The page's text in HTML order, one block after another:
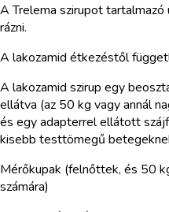
A Trelema szirupot
rázni.
A lakozamid étkezéstől
A lakozamid szirup egy
ellátva (az 50 kg vagy annál
és egy adapterrel ellátott
kisebb testtömegű
Mérőkupak (felnőttek, és 50
számára)